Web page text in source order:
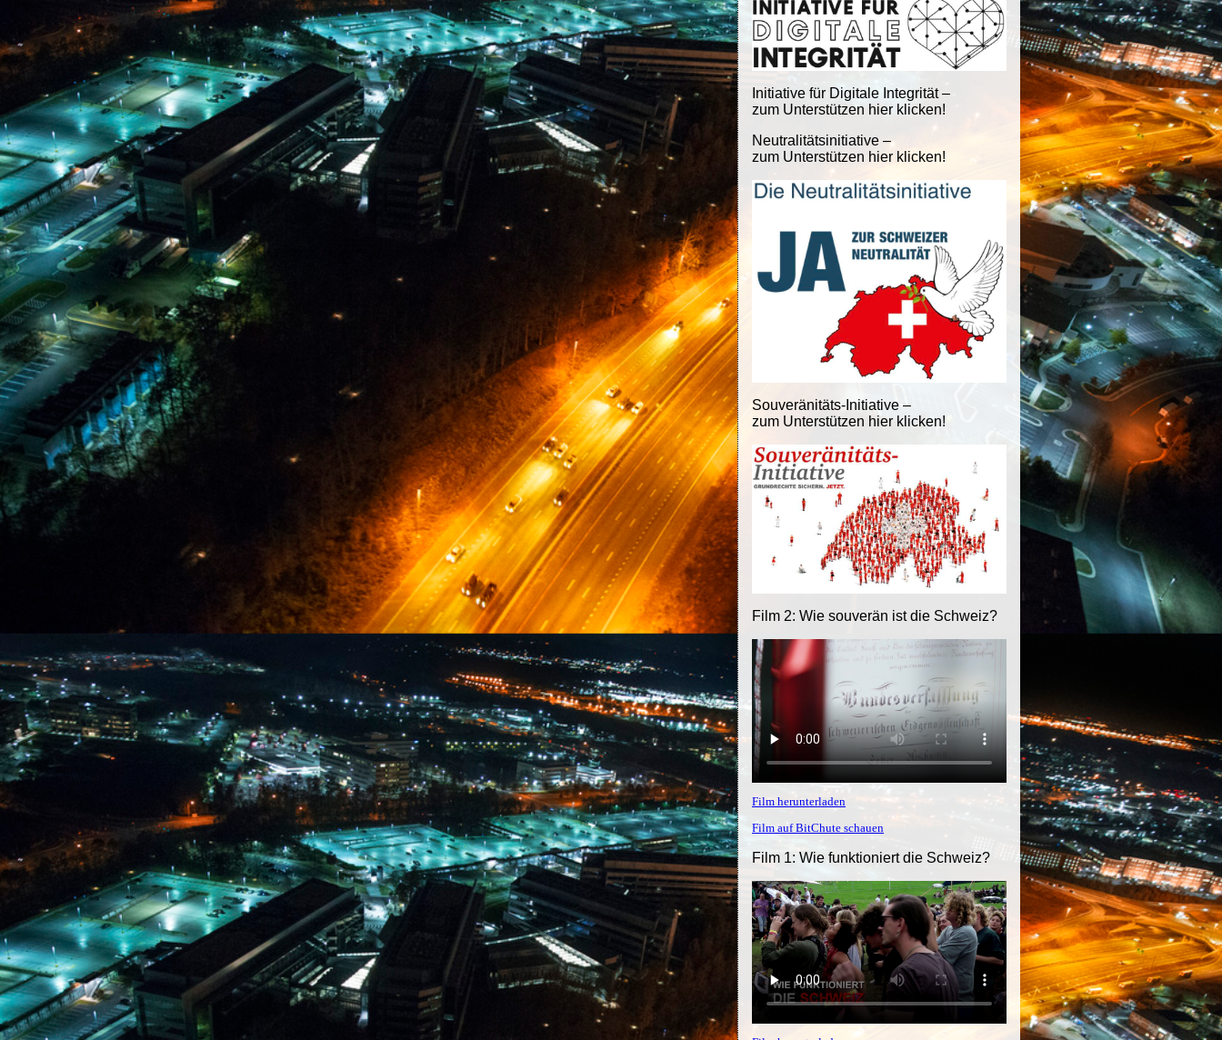
Initiative für Digitale Integrität –
zum Unterstützen hier klicken!
Neutralitätsinitiative –
zum Unterstützen hier klicken!
Souveränitäts-Initiative –
zum Unterstützen hier klicken!
Film 2: Wie souverän ist die Schweiz?
Film herunterladen
Film auf BitChute schauen
Film 1: Wie funktioniert die Schweiz?